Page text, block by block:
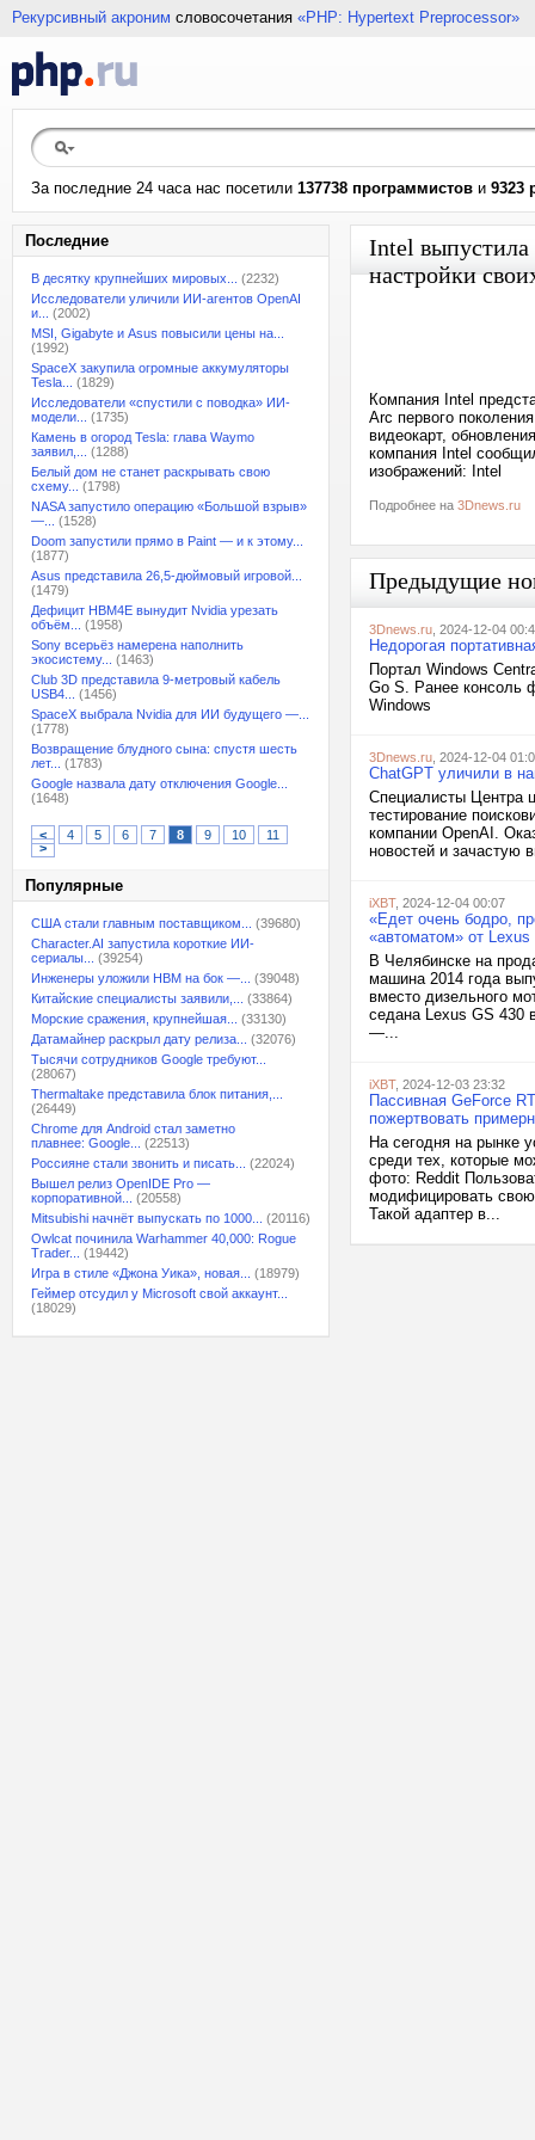
Рекурсивный акроним словосочетания «PHP: Hypertext Preprocessor»
За последние 24 часа нас посетили 137738 программистов и 9323
Последние
В десятку крупнейших мировых...
(2232)
Исследователи уличили ИИ-агентов OpenAI
и...
(2002)
MSI, Gigabyte и Asus повысили цены на...
(1992)
SpaceX закупила огромные аккумуляторы
Tesla...
(1829)
Исследователи «спустили с поводка» ИИ-
модели...
(1735)
Камень в огород Tesla: глава Waymo
заявил,...
(1288)
Белый дом не станет раскрывать свою
схему...
(1798)
NASA запустило операцию «Большой взрыв»
—...
(1528)
Doom запустили прямо в Paint — и к этому...
(1877)
Asus представила 26,5-дюймовый игровой...
(1479)
Дефицит HBM4E вынудит Nvidia урезать
объём...
(1958)
Sony всерьёз намерена наполнить
экосистему...
(1463)
Club 3D представила 9-метровый кабель
USB4...
(1456)
SpaceX выбрала Nvidia для ИИ будущего —...
(1778)
Возвращение блудного сына: спустя шесть
лет...
(1783)
Google назвала дату отключения Google...
(1648)
< 4 5 6 7 8 9 10
11
>
Популярные
США стали главным поставщиком...
(39680)
Character.AI запустила короткие ИИ-
сериалы...
(39254)
Инженеры уложили HBM на бок —...
(39048)
Китайские специалисты заявили,...
(33864)
Морские сражения, крупнейшая...
(33130)
Датамайнер раскрыл дату релиза...
(32076)
Тысячи сотрудников Google требуют...
(28067)
Thermaltake представила блок питания,...
(26449)
Chrome для Android стал заметно
плавнее: Google...
(22513)
Россияне стали звонить и писать...
(22024)
Вышел релиз OpenIDE Pro —
корпоративной...
(20558)
Mitsubishi начнёт выпускать по 1000...
(20116)
Owlcat починила Warhammer 40,000: Rogue
Trader...
(19442)
Игра в стиле «Джона Уика», новая...
(18979)
Геймер отсудил у Microsoft свой аккаунт...
(18029)
Intel выпустила
настройки
Компания Intel
Arc первого
видеокарт,
компания Intel
изображений: Intel
Подробнее на 3Dnews.ru
Предыдущие
3Dnews.ru , 2024-12-04
Недорогая
Портал Windows
Go S. Ранее консоль
Windows
3Dnews.ru , 2024-12-04
ChatGPT уличили в
Специалисты Центра
тестирование
компании OpenAI.
новостей и зачастую
iXBT, 2024-12-04 00:07
«Eдeт oчeнь бодро,
«автоматом» от Lexus
В Челябинске на
машина 2014 года
вместо дизельного
седана Lexus GS 430
—...
iXBT, 2024-12-03 23:32
Пассивная GeForce
пожертвовать
На сегодня на рынке
среди тех, которые
фото: Reddit
модифицировать
Такой адаптер в...